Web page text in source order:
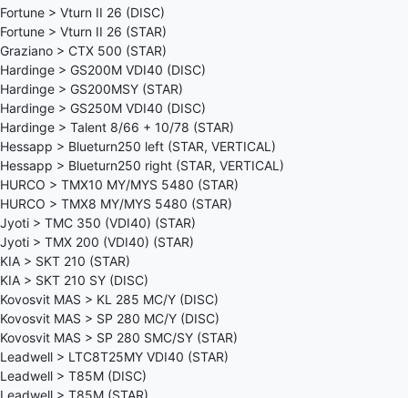
Fortune > Vturn II 26 (DISC)
Fortune > Vturn II 26 (STAR)
Graziano > CTX 500 (STAR)
Hardinge > GS200M VDI40 (DISC)
Hardinge > GS200MSY (STAR)
Hardinge > GS250M VDI40 (DISC)
Hardinge > Talent 8/66 + 10/78 (STAR)
Hessapp > Blueturn250 left (STAR, VERTICAL)
Hessapp > Blueturn250 right (STAR, VERTICAL)
HURCO > TMX10 MY/MYS 5480 (STAR)
HURCO > TMX8 MY/MYS 5480 (STAR)
Jyoti > TMC 350 (VDI40) (STAR)
Jyoti > TMX 200 (VDI40) (STAR)
KIA > SKT 210 (STAR)
KIA > SKT 210 SY (DISC)
Kovosvit MAS > KL 285 MC/Y (DISC)
Kovosvit MAS > SP 280 MC/Y (DISC)
Kovosvit MAS > SP 280 SMC/SY (STAR)
Leadwell > LTC8T25MY VDI40 (STAR)
Leadwell > T85M (DISC)
Leadwell > T85M (STAR)